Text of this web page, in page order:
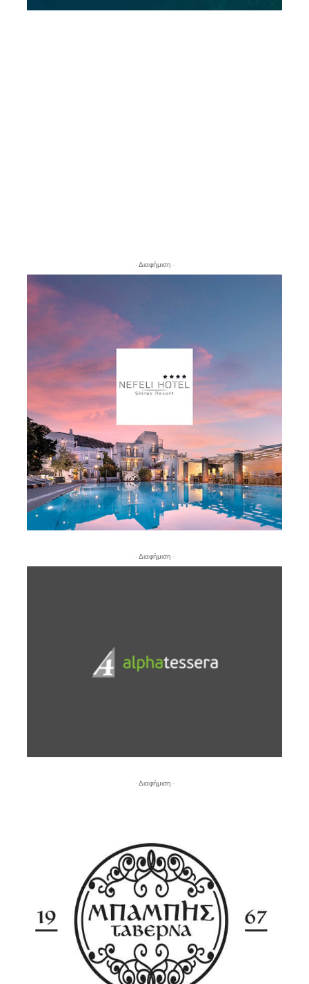
- Διαφήμιση -
- Διαφήμιση -
- Διαφήμιση -